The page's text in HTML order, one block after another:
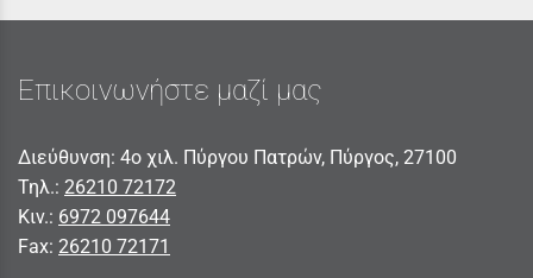
Επικοινωνήστε μαζί μας
Διεύθυνση: 4ο χιλ. Πύργου Πατρών, Πύργος, 27100
Τηλ.: 26210 72172
Κιν.: 6972 097644
Fax: 26210 72171